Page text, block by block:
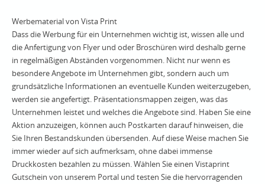
Werbematerial von Vista Print
Dass die Werbung für ein Unternehmen wichtig ist, wissen alle und
die Anfertigung von Flyer und oder Broschüren wird deshalb gerne
in regelmäßigen Abständen vorgenommen. Nicht nur wenn es
besondere Angebote im Unternehmen gibt, sondern auch um
grundsätzliche Informationen an eventuelle Kunden weiterzugeben,
werden sie angefertigt. Präsentationsmappen zeigen, was das
Unternehmen leistet und welches die Angebote sind. Haben Sie eine
Aktion anzuzeigen, können auch Postkarten darauf hinweisen, die
Sie Ihren Bestandskunden übersenden. Auf diese Weise machen Sie
immer wieder auf sich aufmerksam, ohne dabei immense
Druckkosten bezahlen zu müssen. Wählen Sie einen Vistaprint
Gutschein von unserem Portal und testen Sie die hervorragenden